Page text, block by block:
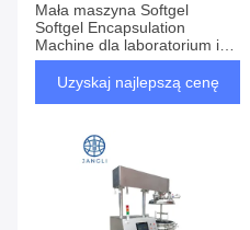
Mała maszyna Softgel
Softgel Encapsulation
Machine dla laboratorium i
centrum badawczo-
rozwojowego
Uzyskaj najlepszą cenę